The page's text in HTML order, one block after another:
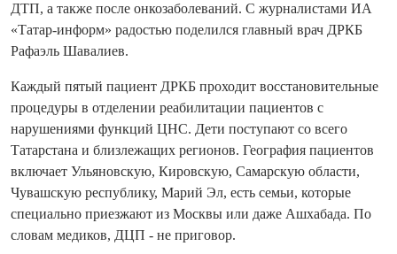
ДТП, а также после онкозаболеваний. С журналистами ИА
«Татар-информ» радостью поделился главный врач ДРКБ
Рафаэль Шавалиев.
Каждый пятый пациент ДРКБ проходит восстановительные
процедуры в отделении реабилитации пациентов с
нарушениями функций ЦНС. Дети поступают со всего
Татарстана и близлежащих регионов. География пациентов
включает Ульяновскую, Кировскую, Самарскую области,
Чувашскую республику, Марий Эл, есть семьи, которые
специально приезжают из Москвы или даже Ашхабада. По
словам медиков, ДЦП - не приговор.